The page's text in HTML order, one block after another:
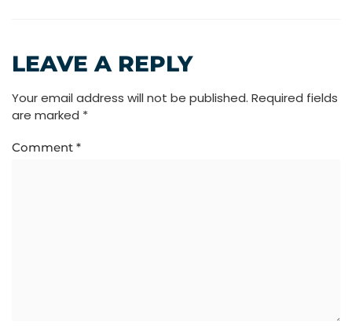
LEAVE A REPLY
Your email address will not be published. Required fields
are marked *
Comment *